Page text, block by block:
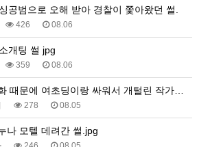
공범으로 오해 받아 경찰이 쫓아왔던 썰.
426 08.06
개팅 썰 jpg
359 08.06
때문에 여초딩이랑 싸워서 개털린 작가…
278 08.05
나 모텔 데려간 썰.jpg